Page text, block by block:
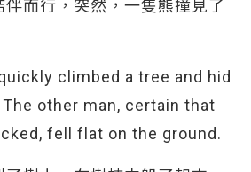
而行，突然，一隻熊撞見了
climbed a tree and hid
other man, certain that
fell flat on the ground.